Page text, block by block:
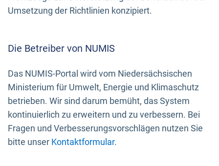
Umsetzung der Richtlinien konzipiert.
Die Betreiber von NUMIS
Das NUMIS-Portal wird vom Niedersächsischen
Ministerium für Umwelt, Energie und Klimaschutz
betrieben. Wir sind darum bemüht, das System
kontinuierlich zu erweitern und zu verbessern. Bei
Fragen und Verbesserungsvorschlägen nutzen Sie
bitte unser Kontaktformular.